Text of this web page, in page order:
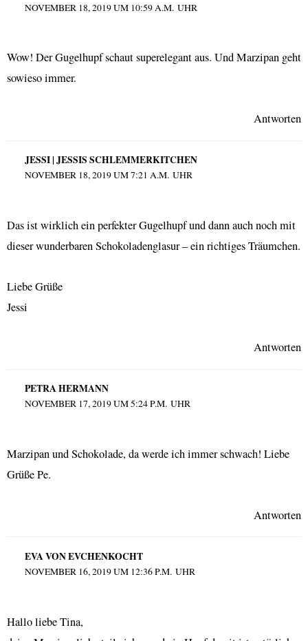
NOVEMBER 18, 2019 UM 10:59 A.M. UHR
Wow! Der Gugelhupf schaut superelegant aus. Und Marzipan geht
sowieso immer.
Antworten
JESSI | JESSIS SCHLEMMERKITCHEN
NOVEMBER 18, 2019 UM 7:21 A.M. UHR
Das ist wirklich ein perfekter Gugelhupf und dann auch noch mit
dieser wunderbaren Schokoladenglasur – ein richtiges Träumchen.
Liebe Grüße
Jessi
Antworten
PETRA HERMANN
NOVEMBER 17, 2019 UM 5:24 P.M. UHR
Marzipan und Schokolade, da werde ich immer schwach! Liebe
Grüße Pe.
Antworten
EVA VON EVCHENKOCHT
NOVEMBER 16, 2019 UM 12:36 P.M. UHR
Hallo liebe Tina,